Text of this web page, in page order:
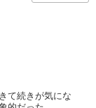
て続きが気にな